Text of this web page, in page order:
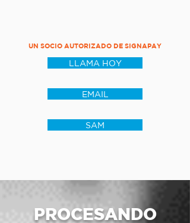
UN SOCIO AUTORIZADO DE SIGNAPAY
LLAMA HOY
EMAIL
SAM
PROCESANDO